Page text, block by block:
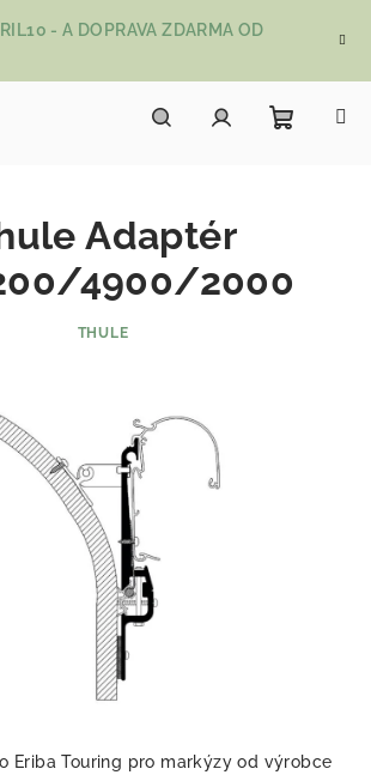
- A DOPRAVA ZDARMA OD
Eriba Touring pro markýzy od výrobce
Adaptér
4900/2000
THULE